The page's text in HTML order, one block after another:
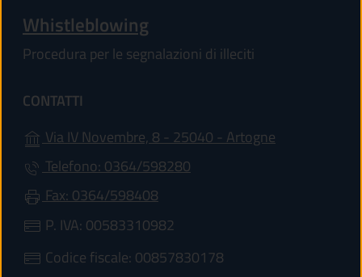
Whistleblowing
Procedura per le segnalazioni di illeciti
CONTATTI
Via IV Novembre, 8 - 25040 - Artogne
Telefono: 0364/598280
Fax: 0364/598408
P. IVA: 00583310982
Codice fiscale: 00857830178